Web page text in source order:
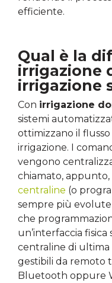
efficiente.
Qual è la
irrigazione
irrigazione
Con irrigazione
sistemi
ottimizzano il
irrigazione. I
vengono
chiamato, appunto,
centraline (o
sempre più
che
un’interfaccia fisica
centraline di ultima
gestibili da remoto
Bluetooth oppure